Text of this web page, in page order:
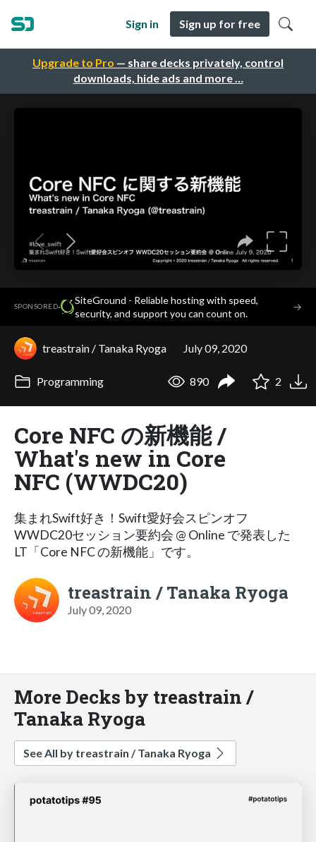
Upgrade to Pro — share decks privately, control
downloads, hide ads and more …
Sign in Sign up for free
SPONSORED·
SiteGround - Reliable hosting with speed,
security, and support you can count on.
→
treastrain / Tanaka Ryoga July 09, 2020
Programming 890 2
Core NFC の新機能 /
What's new in Core
NFC (WWDC20)
集まれSwift好き！Swift愛好会スピンオフ
WWDC20セッション要約会 @ Online で発表した
LT「Core NFC の新機能」です。
treastrain / Tanaka Ryoga
July 09, 2020
More Decks by treastrain /
Tanaka Ryoga
See All by treastrain / Tanaka Ryoga